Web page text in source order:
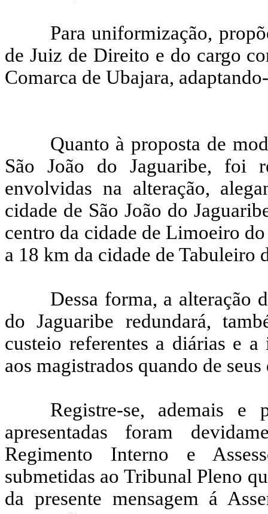
Para uniformização,
de Juiz de Direito e do cargo
Comarca de Ubajara,
Quanto à proposta de
São João do Jaguaribe, foi
envolvidas na alteração,
cidade de São João do
centro da cidade de Limoeiro
a 18 km da cidade de Tabuleiro
Dessa forma, a alteração
do Jaguaribe redundará,
custeio referentes a diárias e a
aos magistrados quando de
Registre-se, ademais
apresentadas foram
Regimento Interno e
submetidas ao Tribunal Pleno
da presente mensagem á